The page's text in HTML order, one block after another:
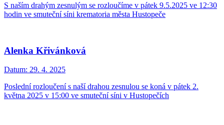
S naším drahým zesnulým se rozloučíme v pátek 9.5.2025 ve 12:30
hodin ve smuteční síni krematoria města Hustopeče
Alenka Křivánková
Datum: 29. 4. 2025
Poslední rozloučení s naší drahou zesnulou se koná v pátek 2.
května 2025 v 15:00 ve smuteční síni v Hustopečích